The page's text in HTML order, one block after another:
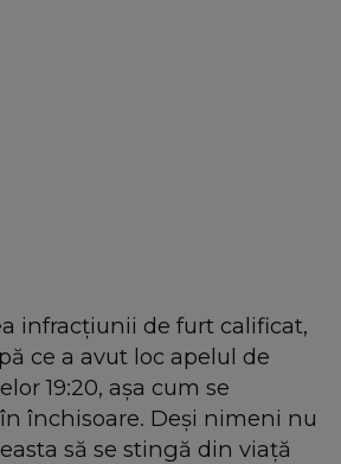
infracțiunii de furt calificat,
ce a avut loc apelul de
19:20, așa cum se
închisoare. Deși nimeni nu
să se stingă din viață